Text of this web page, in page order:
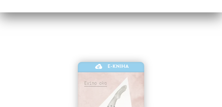
E-KNIHA